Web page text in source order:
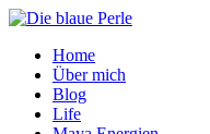
Skip
main
content
Menu
Home
Über mich
Blog
Life